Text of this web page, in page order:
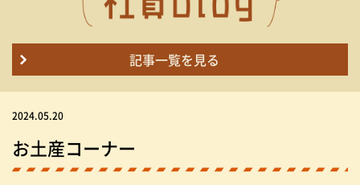
記事一覧を見る
2024.05.20
お土産コーナー